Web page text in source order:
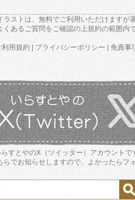
ストは、無料でご利用いただけますが
くあるご質問をご確認の上規約の範囲内
利用規約 プライバシーポリシー 免責事
らすとやのX（ツイッター）アカウントで
らでお知らせしますので、よかったらフ